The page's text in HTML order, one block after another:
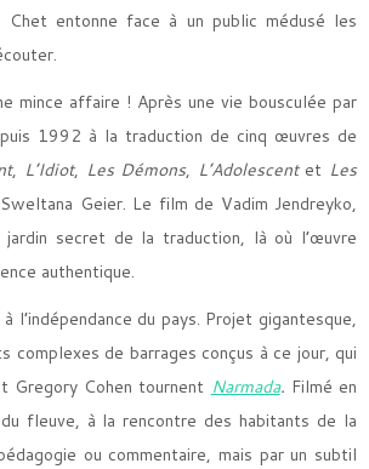
entonne face à un public médusé les
mince affaire ! Après une vie bousculée par
1992 à la traduction de cinq œuvres de
, L’Idiot, Les Démons, L’Adolescentet Les
Geier. Le film de Vadim Jendreyko,
jardin secret de la traduction, là où l’œuvre
authentique.
l’indépendance du pays. Projet gigantesque,
complexes de barrages conçus à ce jour, qui
Gregory Cohen tournent Narmada. Filmé en
fleuve, à la rencontre des habitants de la
ou commentaire, mais par un subtil